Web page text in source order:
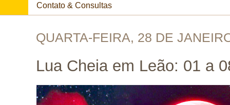
Contato & Consultas
QUARTA-FEIRA, 28 DE
Lua Cheia em Leão: 01 a